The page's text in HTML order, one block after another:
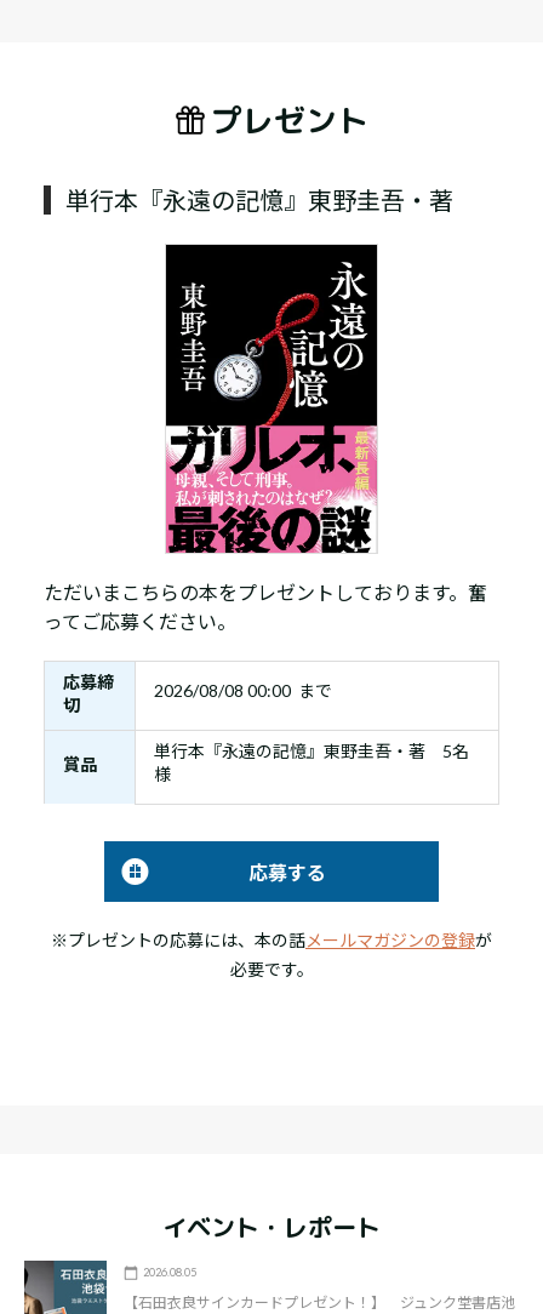
プレゼント
単行本『永遠の記憶』東野圭吾・著
ただいまこちらの本をプレゼントしております。奮
ってご応募ください。
応募締
切
2026/08/08 00:00 まで
賞品
単行本『永遠の記憶』東野圭吾・著 5名
様
応募する
※プレゼントの応募には、本の話メールマガジンの登録が
必要です。
イベント・レポート
2026.08.05
【石田衣良サインカードプレゼント！】 ジュンク堂書店池